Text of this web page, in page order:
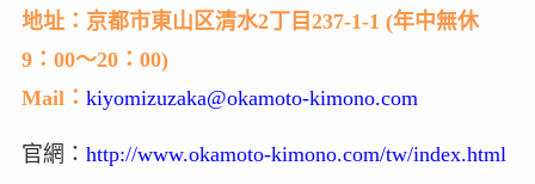
地址：京都市東山区清水2丁目237-1-1 (年中無休
9：00～20：00)
Mail： kiyomizuzaka@okamoto-kimono.com
官網： http://www.okamoto-kimono.com/tw/index.html